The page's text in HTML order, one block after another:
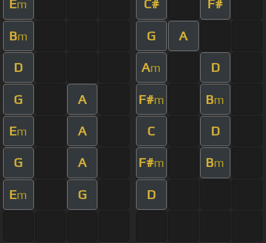
Em C# F#
Bm G A
D Am D
G A F#m Bm
Em A C D
G A F#m Bm
Em G D